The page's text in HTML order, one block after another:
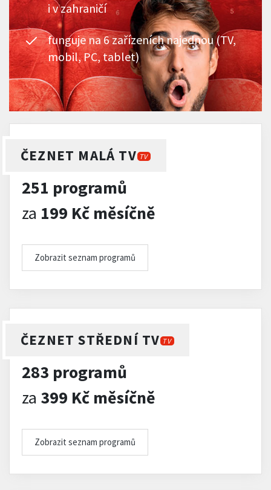
i v zahraničí
funguje na 6 zařízeních najednou (TV,
mobil, PC, tablet)
ČEZNET MALÁ TV TV
251 programů
za 199 Kč měsíčně
Zobrazit seznam programů
ČEZNET STŘEDNÍ TV TV
283 programů
za 399 Kč měsíčně
Zobrazit seznam programů